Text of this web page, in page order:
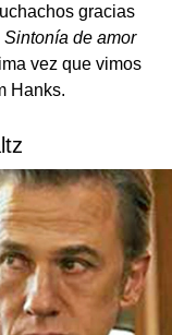
gracias
Sintonía de amor
vez que vimos
Hanks.